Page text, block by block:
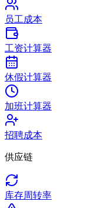
员工成本
工资计算器
休假计算器
加班计算器
招聘成本
供应链
库存周转率